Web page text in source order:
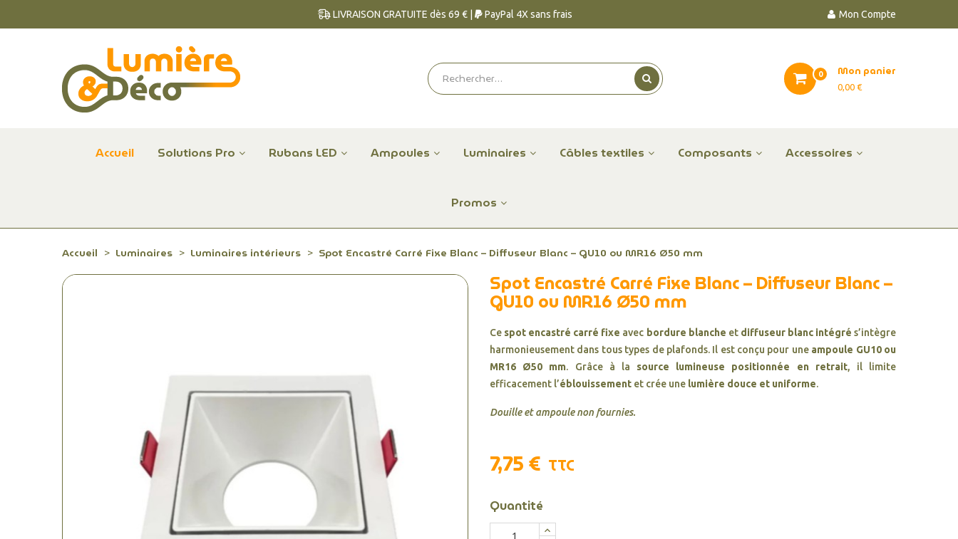
Mon Compte
LIVRAISON GRATUITE dès 69 € | PayPal 4X sans frais
Mon panier
0,00 €
0
Accueil Solutions Pro Rubans LED Ampoules Luminaires Câbles textiles Composants Accessoires
Promos
Accueil Luminaires Luminaires intérieurs Spot Encastré Carré Fixe Blanc – Diffuseur Blanc – GU10 ou MR16 Ø50 mm
Spot Encastré Carré Fixe Blanc – Diffuseur Blanc –
GU10 ou MR16 Ø50 mm
Ce spot encastré carré fixe avec bordure blanche et diffuseur blanc intégré s’intègre
harmonieusement dans tous types de plafonds. Il est conçu pour une ampoule GU10 ou
MR16 Ø50 mm. Grâce à la source lumineuse positionnée en retrait, il limite
efficacement l’éblouissement et crée une lumière douce et uniforme.
Douille et ampoule non fournies.
7,75 € TTC
Quantité